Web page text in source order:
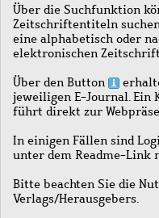
Über die Suchfunktion
Zeitschriftentiteln
eine alphabetisch oder
elektronischen
Über den Button
jeweiligen E-Journal.
führt direkt zur
In einigen Fällen sind
unter dem Readme-Link
Bitte beachten Sie die
Verlags/Herausgebers.